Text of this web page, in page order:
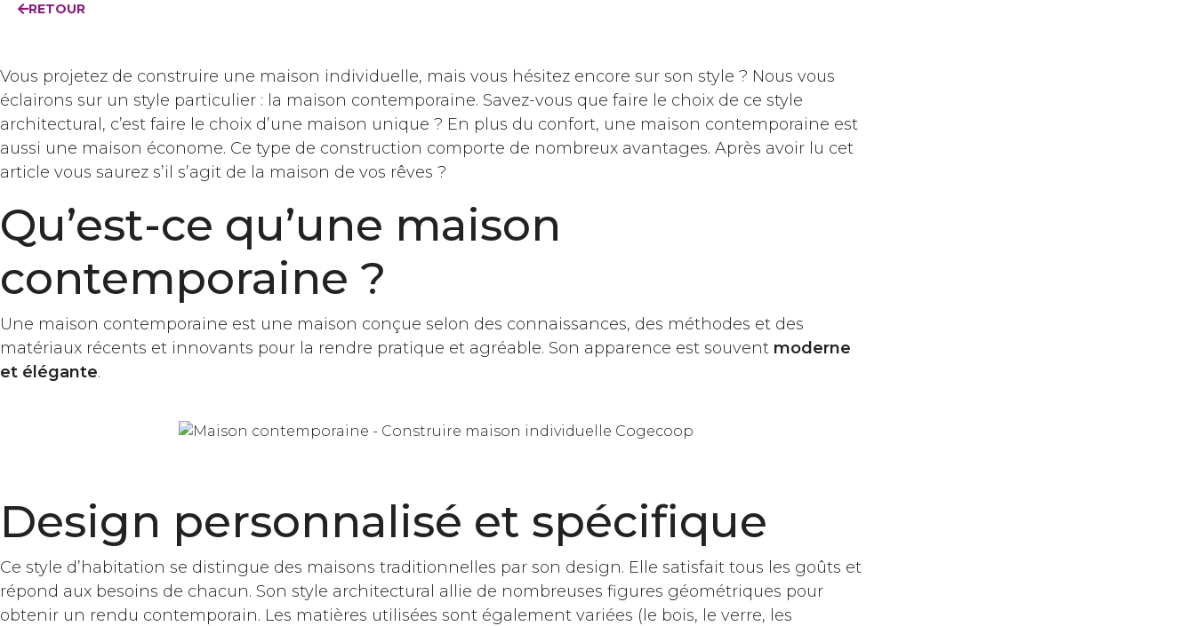
RETOUR
Vous projetez de construire une maison individuelle, mais vous hésitez encore sur son style ? Nous vous
éclairons sur un style particulier : la maison contemporaine. Savez-vous que faire le choix de ce style
architectural, c’est faire le choix d’une maison unique ? En plus du confort, une maison contemporaine est
aussi une maison économe. Ce type de construction comporte de nombreux avantages. Après avoir lu cet
article vous saurez s’il s’agit de la maison de vos rêves ?
Qu’est-ce qu’une maison
contemporaine ?
Une maison contemporaine est une maison conçue selon des connaissances, des méthodes et des
matériaux récents et innovants pour la rendre pratique et agréable. Son apparence est souvent moderne
et élégante.
Design personnalisé et spécifique
Ce style d’habitation se distingue des maisons traditionnelles par son design. Elle satisfait tous les goûts et
répond aux besoins de chacun. Son style architectural allie de nombreuses figures géométriques pour
obtenir un rendu contemporain. Les matières utilisées sont également variées (le bois, le verre, les